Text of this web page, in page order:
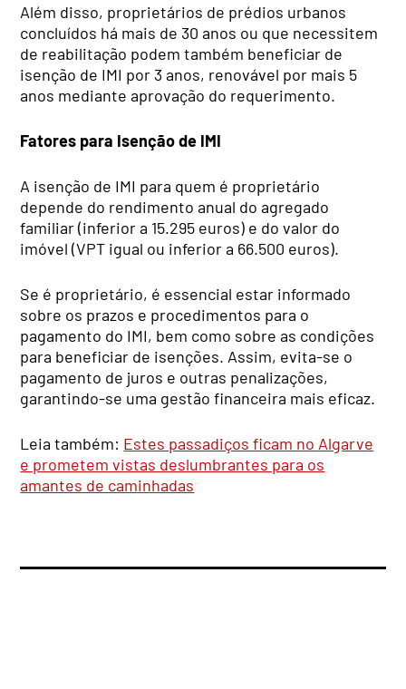
Além disso, proprietários de prédios urbanos
concluídos há mais de 30 anos ou que necessitem
de reabilitação podem também beneficiar de
isenção de IMI por 3 anos, renovável por mais 5
anos mediante aprovação do requerimento.
Fatores para Isenção de IMI
A isenção de IMI para quem é proprietário
depende do rendimento anual do agregado
familiar (inferior a 15.295 euros) e do valor do
imóvel (VPT igual ou inferior a 66.500 euros).
Se é proprietário, é essencial estar informado
sobre os prazos e procedimentos para o
pagamento do IMI, bem como sobre as condições
para beneficiar de isenções. Assim, evita-se o
pagamento de juros e outras penalizações,
garantindo-se uma gestão financeira mais eficaz.
Leia também: Estes passadiços ficam no Algarve
e prometem vistas deslumbrantes para os
amantes de caminhadas